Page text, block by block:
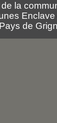
la
Enclave
de